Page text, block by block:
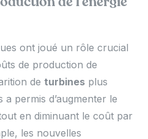
ont joué un rôle crucial
de production de
deturbines plus
permis d’augmenter le
en diminuant le coût par
les nouvelles